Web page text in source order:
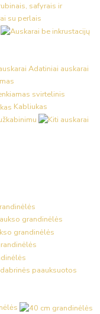
safyrais ir
su perlais
Adatiniai auskarai
svirtelinis
Kabliukas
grandinėlės
grandinėlės
paauksuotos